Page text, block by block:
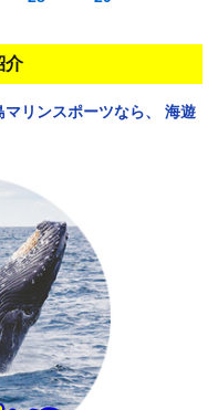
介
リンスポーツなら、
海遊